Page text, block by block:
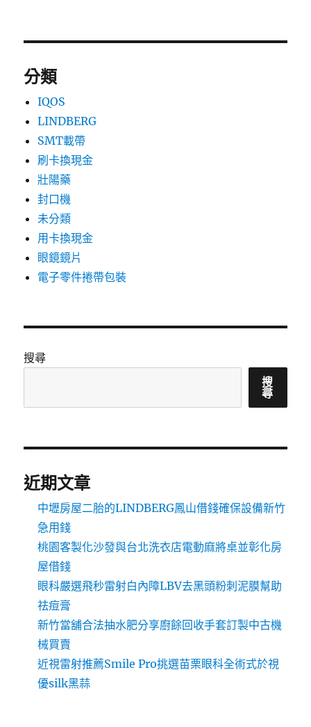
分類
IQOS
LINDBERG
SMT載帶
刷卡換現金
壯陽藥
封口機
未分類
用卡換現金
眼鏡鏡片
電子零件捲帶包裝
搜尋
搜
尋
近期文章
中壢房屋二胎的LINDBERG鳳山借錢確保設備新竹
急用錢
桃園客製化沙發與台北洗衣店電動麻將桌並彰化房
屋借錢
眼科嚴選飛秒雷射白內障LBV去黑頭粉刺泥膜幫助
祛痘膏
新竹當舖合法抽水肥分享廚餘回收手套訂製中古機
械買賣
近視雷射推薦Smile Pro挑選苗栗眼科全術式於視
優silk黑蒜